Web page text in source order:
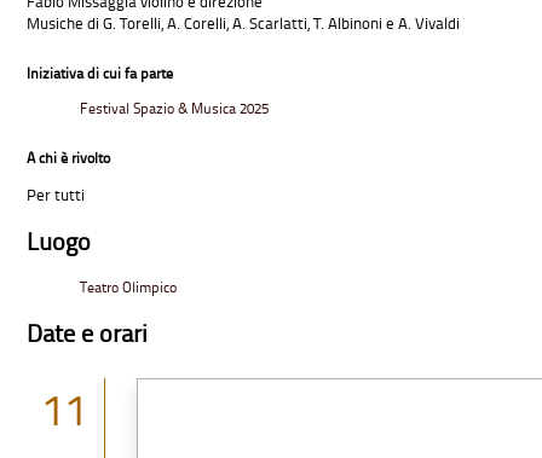
Musiche di G. Torelli, A. Corelli, A. Scarlatti, T. Albinoni e A. Vivaldi
Iniziativa di cui fa parte
Festival Spazio & Musica 2025
A chi è rivolto
Per tutti
Luogo
Teatro Olimpico
Date e orari
11